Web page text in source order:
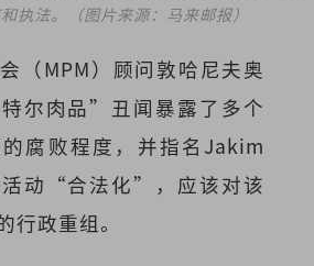
执法。（图片来源：马来邮报）
（MPM）顾问敦哈尼夫奥
尔肉品”丑闻暴露了多个
腐败程度，并指名Jakim
动“合法化”，应该对该
行政重组。